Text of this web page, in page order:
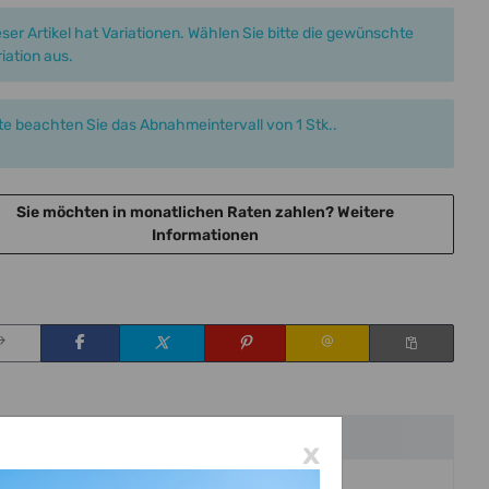
Artikel hat Variationen. Wählen Sie bitte die gewünschte
aus.
beachten Sie das Abnahmeintervall von 1 Stk..
Sie möchten in monatlichen Raten zahlen?Weitere
Informationen
x